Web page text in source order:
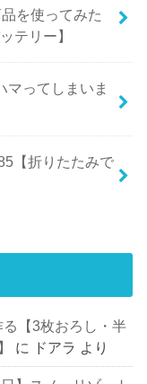
を使ってみた
テリー】
マってしまいま
【折りたたみで
る【3枚おろし・半
に ドアラ より